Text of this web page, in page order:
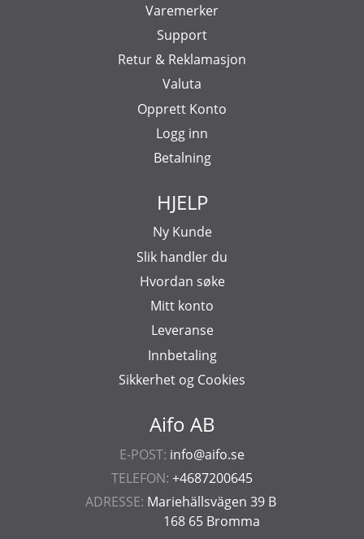
Aifo AB
E-POST: info@aifo.se
TELEFON: +4687200645
ADRESSE: Mariehällsvägen 39 B
168 65 Bromma
Varemerker
Support
Retur & Reklamasjon
Valuta
Opprett Konto
Logg inn
Betalning
HJELP
Ny Kunde
Slik handler du
Hvordan søke
Mitt konto
Leveranse
Innbetaling
Sikkerhet og Cookies